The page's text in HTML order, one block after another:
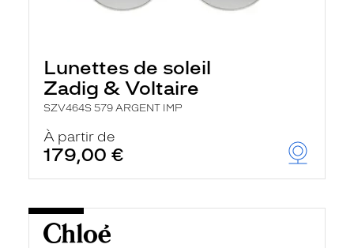
Lunettes de soleil
Zadig & Voltaire
SZV464S 579 ARGENT IMP
À partir de
179,00 €